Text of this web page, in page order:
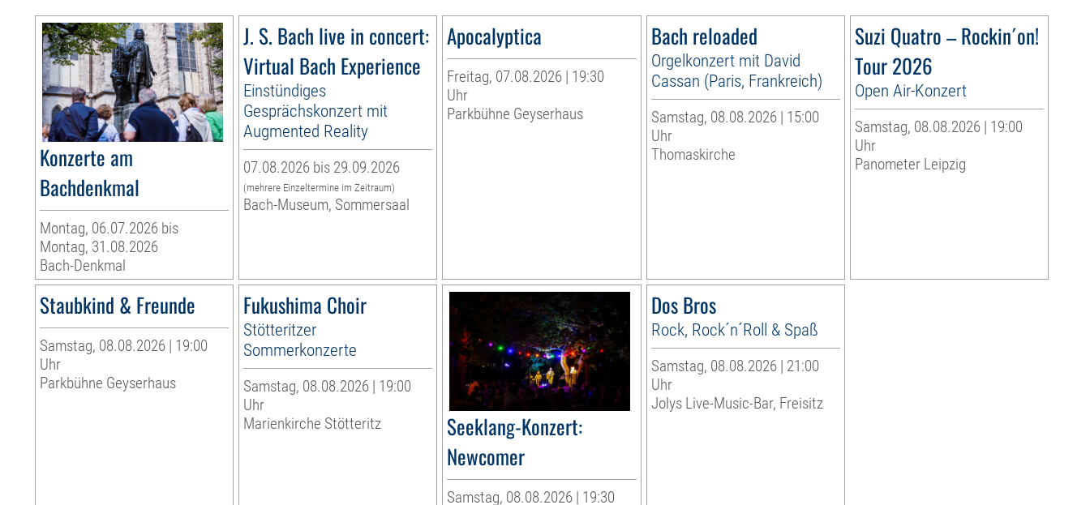
Konzerte am
Bachdenkmal
Montag, 06.07.2026 bis
Montag, 31.08.2026
Bach-Denkmal
J. S. Bach live in concert:
Virtual Bach Experience
Einstündiges
Gesprächskonzert mit
Augmented Reality
07.08.2026 bis 29.09.2026
(mehrere Einzeltermine im Zeitraum)
Bach-Museum, Sommersaal
Apocalyptica
Freitag, 07.08.2026 | 19:30
Uhr
Parkbühne Geyserhaus
Bach reloaded
Orgelkonzert mit David
Cassan (Paris, Frankreich)
Samstag, 08.08.2026 | 15:00
Uhr
Thomaskirche
Suzi Quatro – Rockin´on!
Tour 2026
Open Air-Konzert
Samstag, 08.08.2026 | 19:00
Uhr
Panometer Leipzig
Staubkind & Freunde
Samstag, 08.08.2026 | 19:00
Uhr
Parkbühne Geyserhaus
Fukushima Choir
Stötteritzer
Sommerkonzerte
Samstag, 08.08.2026 | 19:00
Uhr
Marienkirche Stötteritz
Seeklang-Konzert:
Newcomer
Samstag, 08.08.2026 | 19:30
Dos Bros
Rock, Rock´n´Roll & Spaß
Samstag, 08.08.2026 | 21:00
Uhr
Jolys Live-Music-Bar, Freisitz